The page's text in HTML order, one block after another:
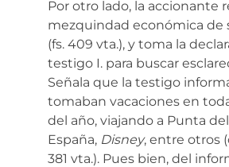
Por otro lado, la accionante
mezquindad económica de
(fs. 409 vta.), y toma la
testigo I. para buscar
Señala que la testigo
tomaban vacaciones en
del año, viajando a Punta
España, Disney, entre otros
381 vta.). Pues bien, del